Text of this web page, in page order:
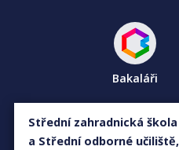
Bakaláři
Střední zahradnická škola
a Střední odborné